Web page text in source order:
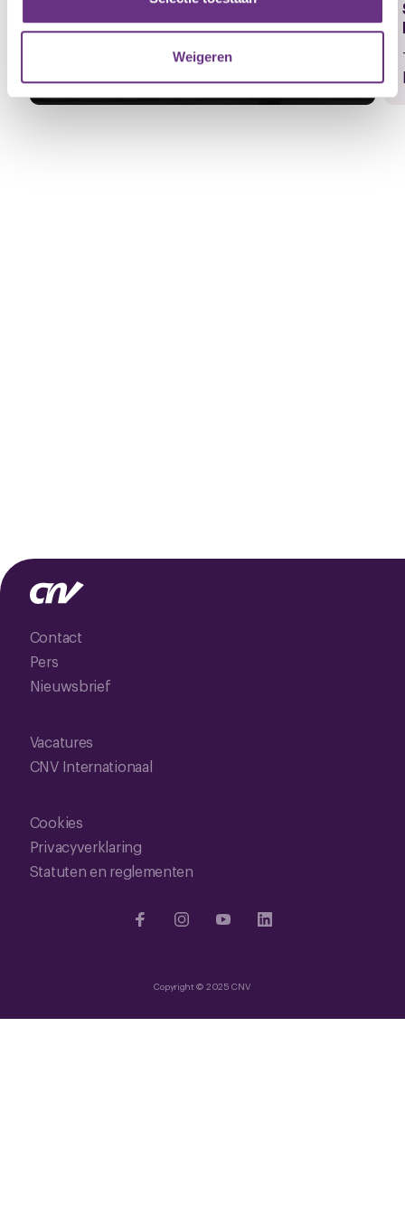
verzameld op basis van uw gebruik van hun services.
U kunt uw toestemming op elk moment wijzigen of
intrekken via decookieverklaringof door te klikken op
Weigeren
Einde van de cao bij Movares: wat
betekent dit voor jou?
Movares heeft gereageerd op de door jullie
ondertekende petitie...
Contact
Pers
Nieuwsbrief
Vacatures
CNV Internationaal
Cookies
Privacyverklaring
Statuten en reglementen
Copyright © 2025 CNV